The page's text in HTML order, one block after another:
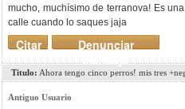
mucho, muchísimo de terranova! Es
calle cuando lo saques jaja
Denunciar
mensaje
Citar
Titulo: Ahora tengo cinco perros! mis tres
Antiguo Usuario